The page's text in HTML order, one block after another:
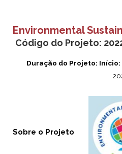
Environmental
Código do Projeto:
Duração do Projeto: Início:
Sobre o Projeto